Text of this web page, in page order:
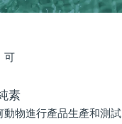
可
素
動物進行產品生產和測試